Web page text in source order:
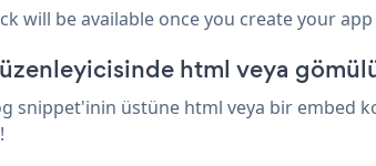
will be available once you create your app
html veya
snippet'inin üstüne html veya bir embed